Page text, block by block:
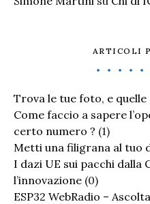
ARTICOLI
Trova le tue foto, e quelle
Come faccio a sapere
certo numero ? (1)
Metti una filigrana al tuo
I dazi UE sui pacchi dalla
l’innovazione (0)
ESP32 WebRadio –